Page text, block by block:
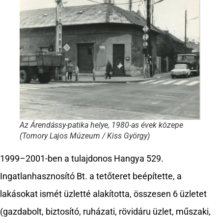
Az Árendássy-patika helye, 1980-as évek közepe
(Tomory Lajos Múzeum / Kiss György)
1999–2001-ben a tulajdonos Hangya 529.
Ingatlanhasznosító Bt. a tetőteret beépítette, a
lakásokat ismét üzletté alakította, összesen 6 üzletet
(gazdabolt, biztosító, ruházati, rövidáru üzlet, műszaki,